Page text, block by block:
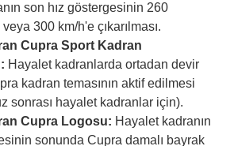
son hız göstergesinin 260
300 km/h'e çıkarılması.
Cupra Sport Kadran
Hayalet kadranlarda ortadan devir
kadran temasının aktif edilmesi
sonrası hayalet kadranlar için).
Cupra Logosu: Hayalet kadranın
sonunda Cupra damalı bayrak